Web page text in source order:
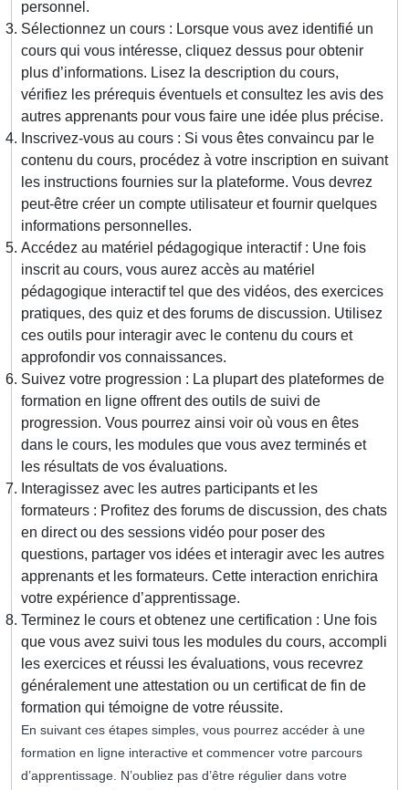
personnel.
Sélectionnez un cours : Lorsque vous avez identifié un
cours qui vous intéresse, cliquez dessus pour obtenir
plus d’informations. Lisez la description du cours,
vérifiez les prérequis éventuels et consultez les avis des
autres apprenants pour vous faire une idée plus précise.
Inscrivez-vous au cours : Si vous êtes convaincu par le
contenu du cours, procédez à votre inscription en suivant
les instructions fournies sur la plateforme. Vous devrez
peut-être créer un compte utilisateur et fournir quelques
informations personnelles.
Accédez au matériel pédagogique interactif : Une fois
inscrit au cours, vous aurez accès au matériel
pédagogique interactif tel que des vidéos, des exercices
pratiques, des quiz et des forums de discussion. Utilisez
ces outils pour interagir avec le contenu du cours et
approfondir vos connaissances.
Suivez votre progression : La plupart des plateformes de
formation en ligne offrent des outils de suivi de
progression. Vous pourrez ainsi voir où vous en êtes
dans le cours, les modules que vous avez terminés et
les résultats de vos évaluations.
Interagissez avec les autres participants et les
formateurs : Profitez des forums de discussion, des chats
en direct ou des sessions vidéo pour poser des
questions, partager vos idées et interagir avec les autres
apprenants et les formateurs. Cette interaction enrichira
votre expérience d’apprentissage.
Terminez le cours et obtenez une certification : Une fois
que vous avez suivi tous les modules du cours, accompli
les exercices et réussi les évaluations, vous recevrez
généralement une attestation ou un certificat de fin de
formation qui témoigne de votre réussite.
En suivant ces étapes simples, vous pourrez accéder à une
formation en ligne interactive et commencer votre parcours
d’apprentissage. N’oubliez pas d’être régulier dans votre